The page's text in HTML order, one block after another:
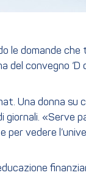
le domande
convegno ‘D
Una donna su
«Serve
vedere